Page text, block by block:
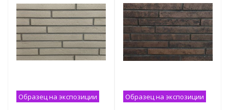
Образец на экспозиции
Образец на экспозиции